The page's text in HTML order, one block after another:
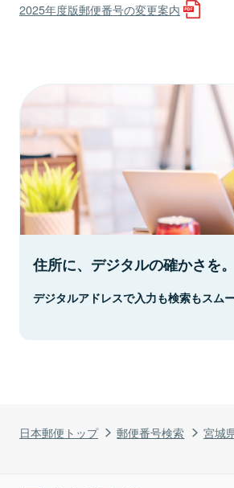
日本郵便トップ 郵便番号検索 宮城
2025年度版郵便番号の変更案内
住所に、デジタルの確かさを。
デジタルアドレスで入力も検索もスムー